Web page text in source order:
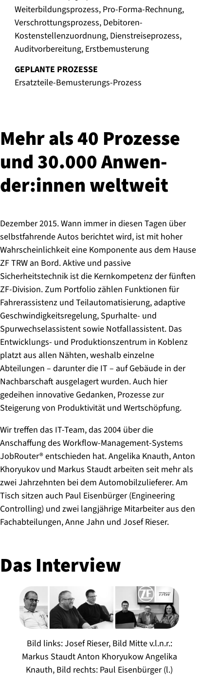
Weiterbildungsprozess, Pro-Forma-Rechnung,
Verschrottungsprozess, Debitoren-
Kostenstellenzuordnung, Dienstreiseprozess,
Auditvorbereitung, Erstbemusterung
GEPLANTE PROZESSE
Ersatzteile-Bemusterungs-Prozess
Mehr als 40 Prozesse
und 30.000 An­wen­
der:in­nen weltweit
Dezember 2015. Wann immer in diesen Tagen über
selbstfahrende Autos berichtet wird, ist mit hoher
Wahrscheinlichkeit eine Komponente aus dem Hause
ZF TRW an Bord. Aktive und passive
Sicherheitstechnik ist die Kernkompetenz der fünften
ZF-Division. Zum Portfolio zählen Funktionen für
Fahrerassistenz und Teilautomatisierung, adaptive
Geschwindigkeitsregelung, Spurhalte- und
Spurwechselassistent sowie Notfallassistent. Das
Entwicklungs- und Produktionszentrum in Koblenz
platzt aus allen Nähten, weshalb einzelne
Abteilungen – darunter die IT – auf Gebäude in der
Nachbarschaft ausgelagert wurden. Auch hier
gedeihen innovative Gedanken, Prozesse zur
Steigerung von Produktivität und Wertschöpfung.
Wir treffen das IT-Team, das 2004 über die
Anschaffung des Workflow-Management-Systems
JobRouter® entschieden hat. Angelika Knauth, Anton
Khoryukov und Markus Staudt arbeiten seit mehr als
zwei Jahrzehnten bei dem Automobilzulieferer. Am
Tisch sitzen auch Paul Eisenbürger (Engineering
Controlling) und zwei langjährige Mitarbeiter aus den
Fachabteilungen, Anne Jahn und Josef Rieser.
Das Interview
Bild links: Josef Rieser, Bild Mitte v.l.n.r.:
Markus Staudt Anton Khoryukow Angelika
Knauth, Bild rechts: Paul Eisenbürger (l.)